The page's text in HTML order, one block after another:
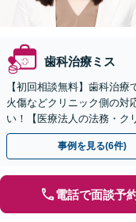
歯科治療ミス
【初回相談無料】歯科治
火傷などクリニック側の対
い！【医療法人の法務・ク
ドバイスで、納得のできる
事例を見る(6件)
電話で面談予